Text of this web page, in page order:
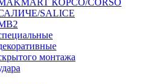
КОРСО/CORSO
SALICE
монтажа